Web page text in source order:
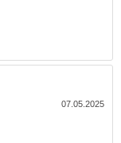
07.05.2025